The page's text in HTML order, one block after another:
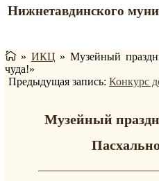
Нижнетавдинского
» ИКЦ » Музейный
чуда!»
Предыдущая запись: Конкурс
Музейный